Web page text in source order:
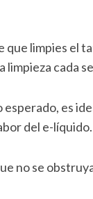
que limpies el
limpieza cada
esperado, es
del e-líquido.
no se